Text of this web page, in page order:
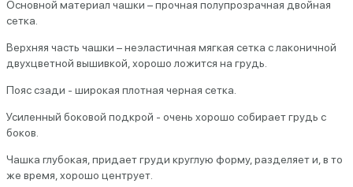
Основной материал чашки – прочная полупрозрачная двойная
сетка.
Верхняя часть чашки – неэластичная мягкая сетка с лаконичной
двухцветной вышивкой, хорошо ложится на грудь.
Пояс сзади - широкая плотная черная сетка.
Усиленный боковой подкрой - очень хорошо собирает грудь с
боков.
Чашка глубокая, придает груди круглую форму, разделяет и, в то
же время, хорошо центрует.